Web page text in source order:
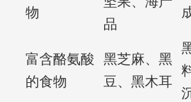
物
品
富含酪氨酸
的食物
黑芝麻、黑
豆、黑木耳